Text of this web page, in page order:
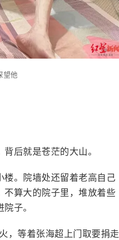
望他
后就是苍茫的大山。
。院墙处还留着老高自己
算大的院子里，堆放着些
子。
，等着张海超上门取要捐走